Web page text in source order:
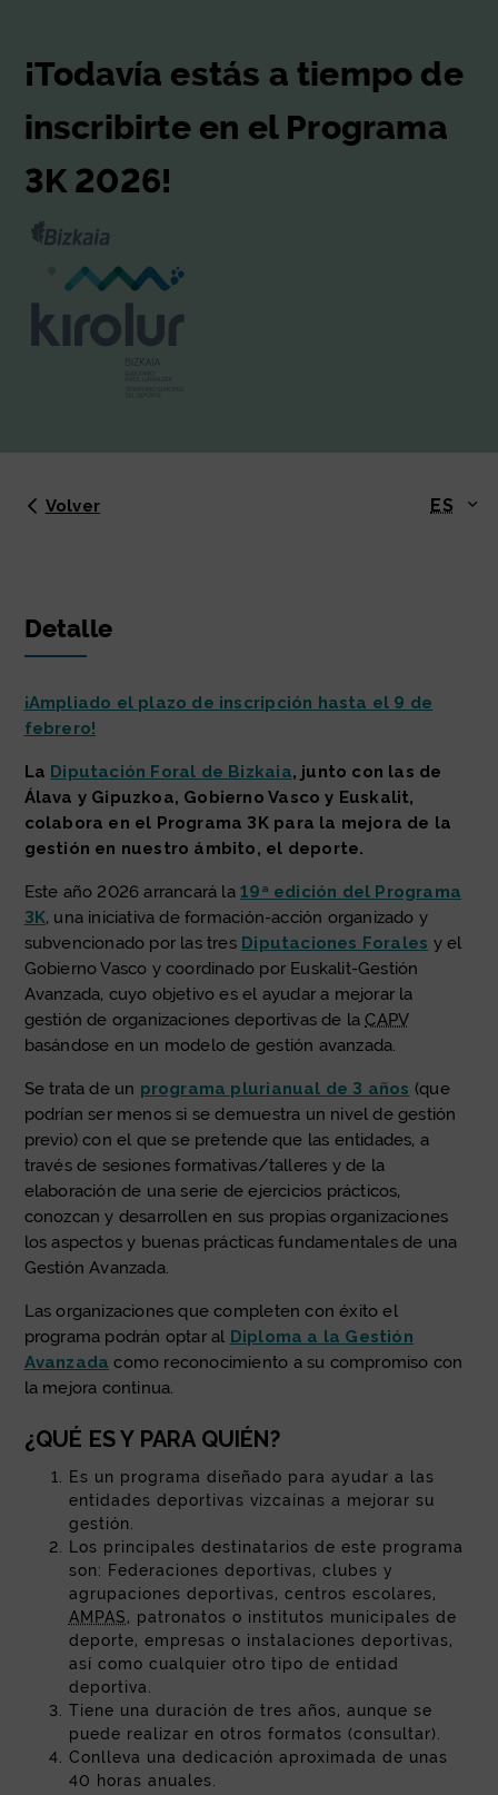
¡Todavía estás a tiempo de
inscribirte en el Programa
3K 2026!
Volver ES
Detalle
¡Ampliado el plazo de inscripción hasta el 9 de
febrero!
La Diputación Foral de Bizkaia, junto con las de
Álava y Gipuzkoa, Gobierno Vasco y Euskalit,
colabora en el Programa 3K para la mejora de la
gestión en nuestro ámbito, el deporte.
Este año 2026 arrancará la19ª edición del Programa
3K, una iniciativa de formación-acción organizado y
subvencionado por las tres Diputaciones Forales y el
Gobierno Vasco y coordinado por Euskalit-Gestión
Avanzada, cuyo objetivo es el ayudar a mejorar la
gestión de organizaciones deportivas de laCAPV
basándose en un modelo de gestión avanzada.
Se trata de un programa plurianual de 3 años (que
podrían ser menos si se demuestra un nivel de gestión
previo) con el que se pretende que las entidades, a
través de sesiones formativas/talleres y de la
elaboración de una serie de ejercicios prácticos,
conozcan y desarrollen en sus propias organizaciones
los aspectos y buenas prácticas fundamentales de una
Gestión Avanzada.
Las organizaciones que completen con éxito el
programa podrán optar al Diploma a la Gestión
Avanzada como reconocimiento a su compromiso con
la mejora continua.
¿QUÉ ES Y PARA QUIÉN?
Es un programa diseñado para ayudar a las
entidades deportivas vizcaínas a mejorar su
gestión.
Los principales destinatarios de este programa
son: Federaciones deportivas, clubes y
agrupaciones deportivas, centros escolares,
AMPAS, patronatos o institutos municipales de
deporte, empresas o instalaciones deportivas,
así como cualquier otro tipo de entidad
deportiva.
Tiene una duración de tres años, aunque se
puede realizar en otros formatos (consultar).
Conlleva una dedicación aproximada de unas
40 horas anuales.